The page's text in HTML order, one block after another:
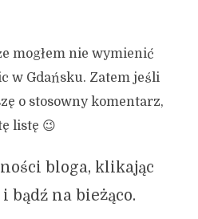
mogłem nie wymienić
w Gdańsku. Zatem jeśli
o stosowny komentarz,
listę 😉
bloga, klikając
bądź na bieżąco.